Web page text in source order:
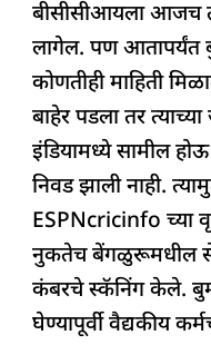
बीसीसीआयला आजच
लागेल. पण आतापर्यंत
कोणतीही माहिती
बाहेर पडला तर
इंडियामध्ये सामील
निवड झाली नाही.
ESPNcricinfo च्या
नुकतेच बेंगळुरूमधील
कंबरचे स्कॅनिंग केले.
घेण्यापूर्वी वैद्यकीय